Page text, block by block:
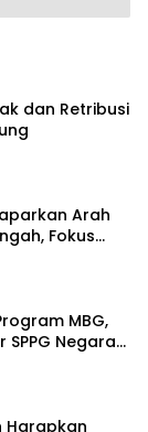
dan Retribusi
Arah
Fokus
dan
MBG,
Negara
Harapkan